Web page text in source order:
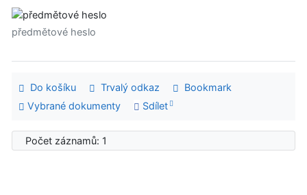
předmětové heslo
Do košíku Trvalý odkaz
Bookmark
Vybrané dokumenty
Sdílet
Počet záznamů: 1